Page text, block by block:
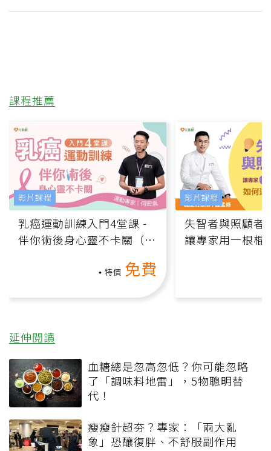
課程推薦
乳癌運動訓練入門4堂課 -
伴你術後身心靈不卡關（線
特價 免費
影片課程
失智者與照顧者
讓專家用一根棍
影片課程
延伸閱讀
血糖總是忽高忽低？你可能忽略
了「調味料地雷」，5物聰明替
代！
瘦瘦針超夯？專家：「兩大亂
象」恐釀復胖、不舒服副作用